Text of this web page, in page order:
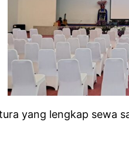
yang lengkap sewa